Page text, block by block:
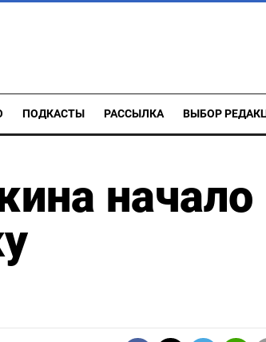
ПОДКАСТЫ РАССЫЛКА ВЫБОР
начало